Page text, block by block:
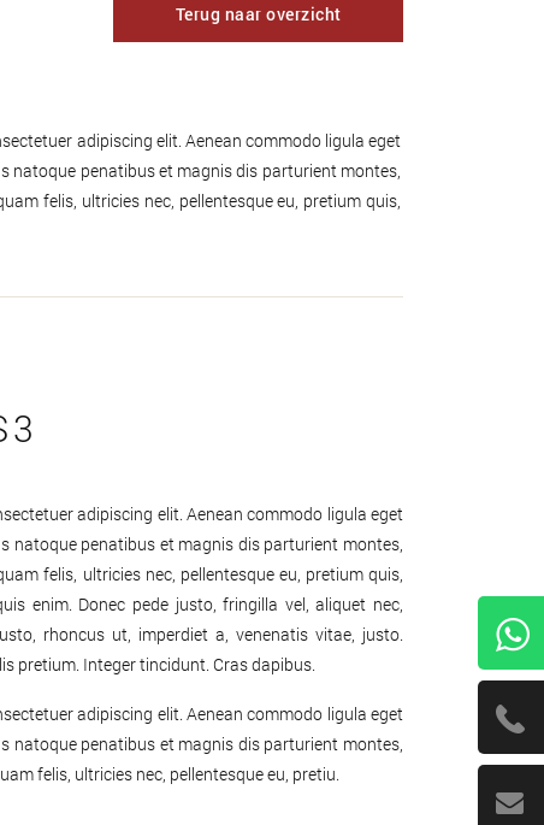
Terug naar overzicht
adipiscing elit. Aenean commodo ligula eget
natoque penatibus et magnis dis parturient montes,
felis, ultricies nec, pellentesque eu, pretium quis,
adipiscing elit. Aenean commodo ligula eget
natoque penatibus et magnis dis parturient montes,
felis, ultricies nec, pellentesque eu, pretium quis,
enim. Donec pede justo, fringilla vel, aliquet nec,
rhoncus ut, imperdiet a, venenatis vitae, justo.
pretium. Integer tincidunt. Cras dapibus.
adipiscing elit. Aenean commodo ligula eget
natoque penatibus et magnis dis parturient montes,
felis, ultricies nec, pellentesque eu, pretiu.